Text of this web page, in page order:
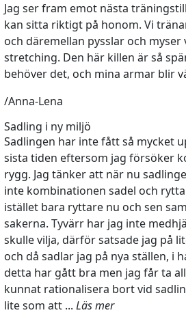
Jag ser fram emot nästa
kan sitta riktigt på honom. Vi
och däremellan pysslar och myser
stretching. Den här killen är så
behöver det, och mina armar blir
/Anna-Lena
Sadling i ny miljö
Sadlingen har inte fått så mycket
sista tiden eftersom jag försöker
rygg. Jag tänker att när nu
inte kombinationen sadel och
istället bara ryttare nu och sen
sakerna. Tyvärr har jag inte
skulle vilja, därför satsade jag på
och då sadlar jag på nya ställen, i
detta har gått bra men jag får ta
kunnat rationalisera bort vid
lite som att ... Läs mer